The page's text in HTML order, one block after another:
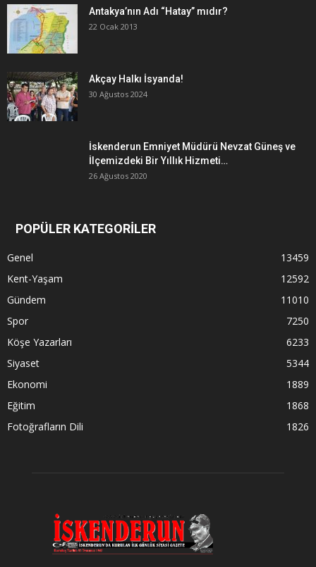
Antakya’nın Adı “Hatay” mıdır?
22 Ocak 2013
Akçay Halkı İsyanda!
30 Ağustos 2024
İskenderun Emniyet Müdürü Nevzat Güneş ve
İlçemizdeki Bir Yıllık Hizmeti…
26 Ağustos 2020
POPÜLER KATEGORİLER
Genel
13459
Kent-Yaşam
12592
Gündem
11010
Spor
7250
Köşe Yazarları
6233
Siyaset
5344
Ekonomi
1889
Eğitim
1868
Fotoğrafların Dili
1826